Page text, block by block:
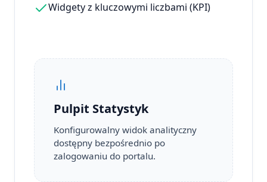
Widgety z kluczowymi liczbami (KPI)
Pulpit Statystyk
Konfigurowalny widok analityczny
dostępny bezpośrednio po
zalogowaniu do portalu.